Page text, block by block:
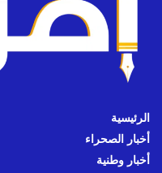
الرئيسية
أخبار الصحراء
أخبار وطنية